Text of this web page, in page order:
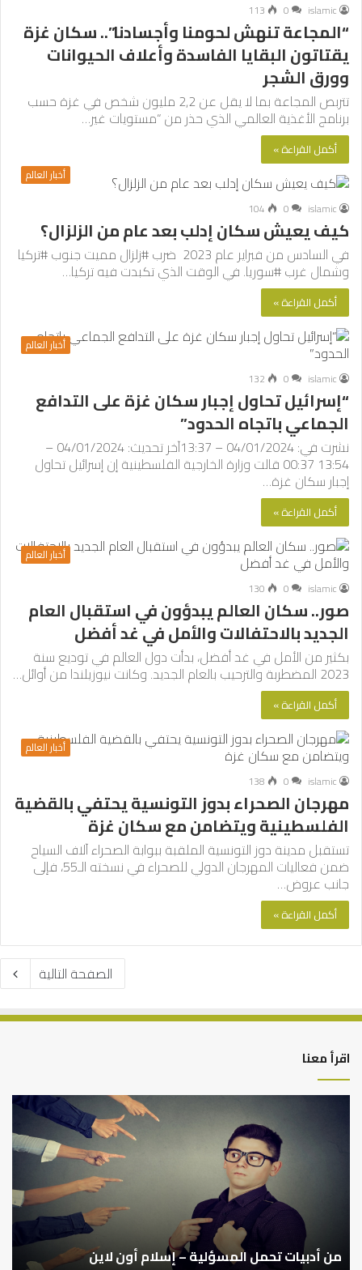
islamic
0
113
“المجاعة تنهش لحومنا وأجسادنا”.. سكان غزة
يقتاتون البقايا الفاسدة وأعلاف الحيوانات
وورق الشجر
تتربص المجاعة بما لا يقل عن 2,2 مليون شخص في غزة حسب
برنامج الأغذية العالمي الذي حذر من “مستويات غير…
أكمل القراءة »
أخبار العالم
islamic
0
104
كيف يعيش سكان إدلب بعد عام من الزلزال؟
في السادس من فبراير عام 2023 ضرب #زلزال مميت جنوب #تركيا
وشمال غرب #سوريا. في الوقت الذي تكبدت فيه تركيا…
أكمل القراءة »
أخبار العالم
islamic
0
132
“إسرائيل تحاول إجبار سكان غزة على التدافع
الجماعي باتجاه الحدود”
نشرت في: 04/01/2024 – 13:37آخر تحديث: 04/01/2024 –
13:54 00:37 قالت وزارة الخارجية الفلسطينية إن إسرائيل تحاول
إجبار سكان غزة…
أكمل القراءة »
أخبار العالم
islamic
0
130
صور.. سكان العالم يبدؤون في استقبال العام
الجديد بالاحتفالات والأمل في غد أفضل
بكثير من الأمل في غد أفضل، بدأت دول العالم في توديع سنة
2023 المضطربة والترحيب بالعام الجديد. وكانت نيوزيلندا من أوائل…
أكمل القراءة »
أخبار العالم
islamic
0
138
مهرجان الصحراء بدوز التونسية يحتفي بالقضية
الفلسطينية ويتضامن مع سكان غزة
تستقبل مدينة دوز التونسية الملقبة ببوابة الصحراء آلاف السياح
ضمن فعاليات المهرجان الدولي للصحراء في نسخته الـ55، فإلى
جانب عروض…
أكمل القراءة »
الصفحة التالية
اقرأ معنا
من
من أدبيات تحمل المسؤلية – إسلام أون لاين